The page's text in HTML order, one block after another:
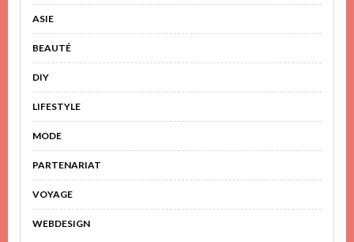
ASIE
BEAUTÉ
DIY
LIFESTYLE
MODE
PARTENARIAT
VOYAGE
WEBDESIGN